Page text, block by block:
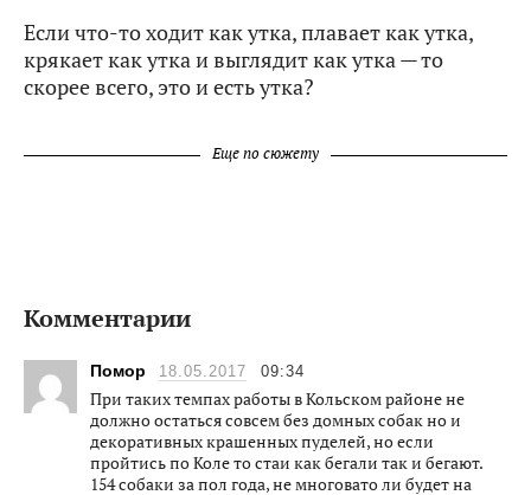
Если что-то ходит как утка, плавает как утка,
крякает как утка и выглядит как утка — то
скорее всего, это и есть утка?
Еще по сюжету
Комментарии
Помор 18.05.2017 09:34
При таких темпах работы в Кольском районе не
должно остаться совсем без домных собак но и
декоративных крашенных пуделей, но если
пройтись по Коле то стаи как бегали так и бегают.
154 собаки за пол года, не многовато ли будет на